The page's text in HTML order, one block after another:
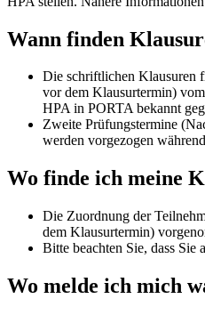
Wann finden
Die schriftlichen Klausuren
vor dem Klausurtermin)
HPA in PORTA bekannt
Zweite Prüfungstermine
werden vorgezogen
Wo finde ich meine
Die Zuordnung der
dem Klausurtermin)
Bitte beachten Sie, dass
Wo melde ich mich